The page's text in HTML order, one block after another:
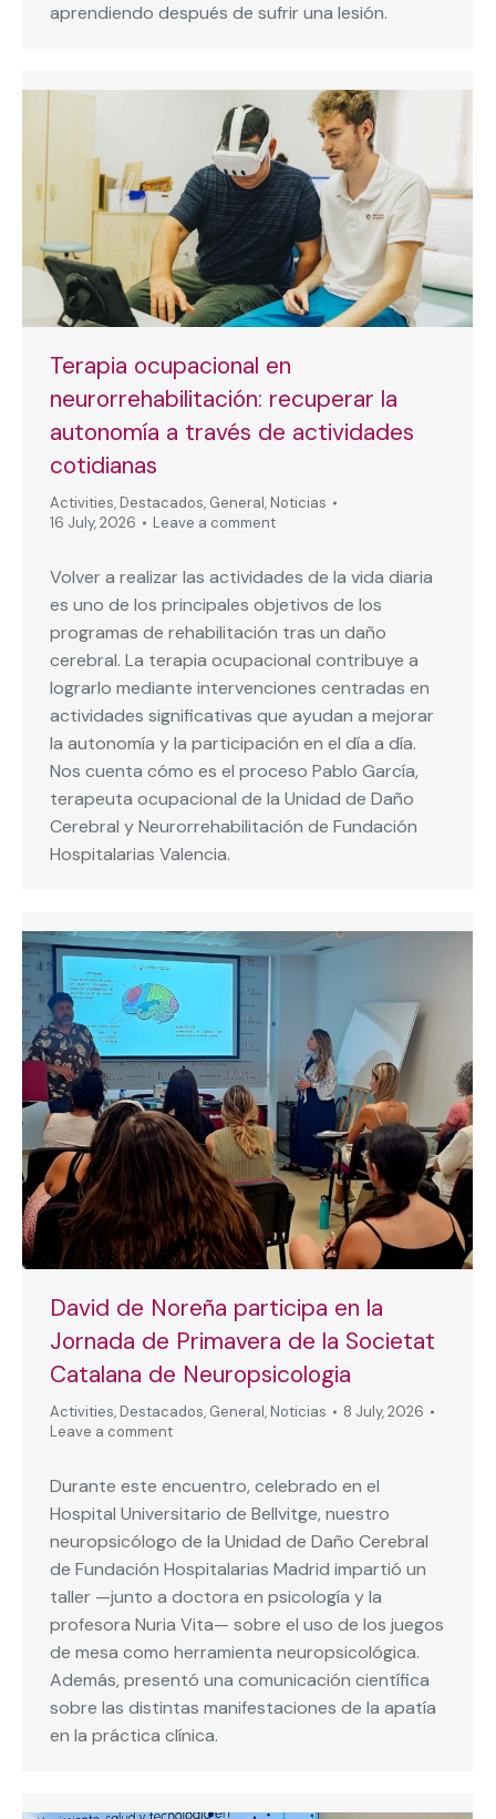
aprendiendo después de sufrir una lesión.
Terapia ocupacional en
neurorrehabilitación: recuperar la
autonomía a través de actividades
cotidianas
Activities, Destacados, General, Noticias
16 July, 2026
Leave a comment
Volver a realizar las actividades de la vida diaria
es uno de los principales objetivos de los
programas de rehabilitación tras un daño
cerebral. La terapia ocupacional contribuye a
lograrlo mediante intervenciones centradas en
actividades significativas que ayudan a mejorar
la autonomía y la participación en el día a día.
Nos cuenta cómo es el proceso Pablo García,
terapeuta ocupacional de la Unidad de Daño
Cerebral y Neurorrehabilitación de Fundación
Hospitalarias Valencia.
David de Noreña participa en la
Jornada de Primavera de la Societat
Catalana de Neuropsicologia
Activities, Destacados, General, Noticias
8 July, 2026
Leave a comment
Durante este encuentro, celebrado en el
Hospital Universitario de Bellvitge, nuestro
neuropsicólogo de la Unidad de Daño Cerebral
de Fundación Hospitalarias Madrid impartió un
taller —junto a doctora en psicología y la
profesora Nuria Vita— sobre el uso de los juegos
de mesa como herramienta neuropsicológica.
Además, presentó una comunicación científica
sobre las distintas manifestaciones de la apatía
en la práctica clínica.